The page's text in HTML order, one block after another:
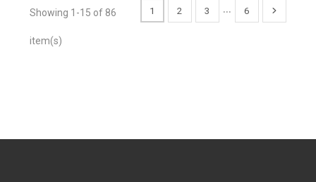
Showing 1-15 of 86
item(s)
1 2 3 … 6